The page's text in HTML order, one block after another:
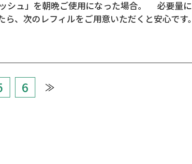
シュ」を朝晩ご使用になった場合。 必要量
、次のレフィルをご用意いただくと安心です。
6 ≫